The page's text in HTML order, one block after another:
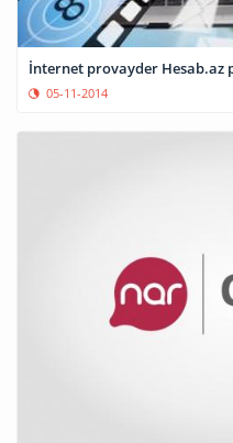
İnternet provayder Hesab.az
05-11-2014